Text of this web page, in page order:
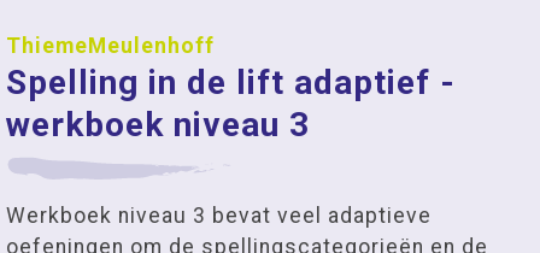
ThiemeMeulenhoff
Spelling in de lift adaptief -
werkboek niveau 3
Werkboek niveau 3 bevat veel adaptieve
oefeningen om de spellingscategorieën en de